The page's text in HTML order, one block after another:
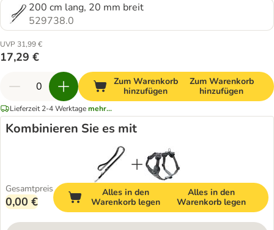
200 cm lang, 20 mm breit
529738.0
UVP 31,99 €
17,29 €
Zum Warenkorb
hinzufügen
Zum Warenkorb
hinzufügen
Lieferzeit 2-4 Werktagemehr...
Kombinieren Sie es mit
Gesamtpreis
0,00 €
Alles in den
Warenkorb legen
Alles in den
Warenkorb legen